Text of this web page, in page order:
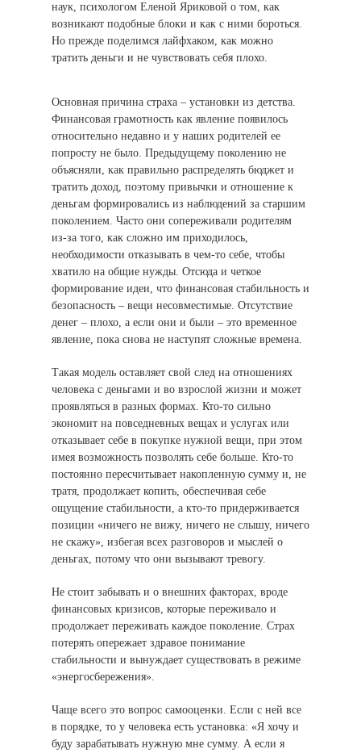
наук, психологом Еленой Яриковой о том, как
возникают подобные блоки и как с ними бороться.
Но прежде поделимся лайфхаком, как можно
тратить деньги и не чувствовать себя плохо.
Основная причина страха – установки из детства.
Финансовая грамотность как явление появилось
относительно недавно и у наших родителей ее
попросту не было. Предыдущему поколению не
объясняли, как правильно распределять бюджет и
тратить доход, поэтому привычки и отношение к
деньгам формировались из наблюдений за старшим
поколением. Часто они сопереживали родителям
из-за того, как сложно им приходилось,
необходимости отказывать в чем-то себе, чтобы
хватило на общие нужды. Отсюда и четкое
формирование идеи, что финансовая стабильность и
безопасность – вещи несовместимые. Отсутствие
денег – плохо, а если они и были – это временное
явление, пока снова не наступят сложные времена.
Такая модель оставляет свой след на отношениях
человека с деньгами и во взрослой жизни и может
проявляться в разных формах. Кто-то сильно
экономит на повседневных вещах и услугах или
отказывает себе в покупке нужной вещи, при этом
имея возможность позволять себе больше. Кто-то
постоянно пересчитывает накопленную сумму и, не
тратя, продолжает копить, обеспечивая себе
ощущение стабильности, а кто-то придерживается
позиции «ничего не вижу, ничего не слышу, ничего
не скажу», избегая всех разговоров и мыслей о
деньгах, потому что они вызывают тревогу.
Не стоит забывать и о внешних факторах, вроде
финансовых кризисов, которые переживало и
продолжает переживать каждое поколение. Страх
потерять опережает здравое понимание
стабильности и вынуждает существовать в режиме
«энергосбережения».
Чаще всего это вопрос самооценки. Если с ней все
в порядке, то у человека есть установка: «Я хочу и
буду зарабатывать нужную мне сумму. А если я